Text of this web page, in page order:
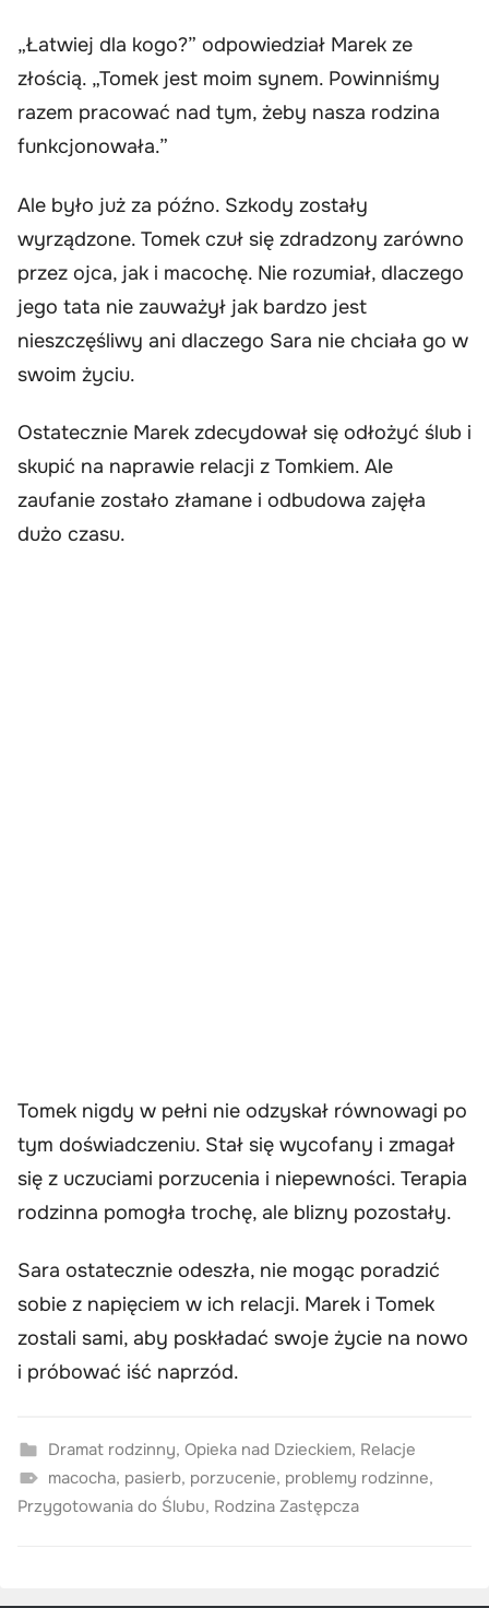
„Łatwiej dla kogo?” odpowiedział Marek ze
złością. „Tomek jest moim synem. Powinniśmy
razem pracować nad tym, żeby nasza rodzina
funkcjonowała.”
Ale było już za późno. Szkody zostały
wyrządzone. Tomek czuł się zdradzony zarówno
przez ojca, jak i macochę. Nie rozumiał, dlaczego
jego tata nie zauważył jak bardzo jest
nieszczęśliwy ani dlaczego Sara nie chciała go w
swoim życiu.
Ostatecznie Marek zdecydował się odłożyć ślub i
skupić na naprawie relacji z Tomkiem. Ale
zaufanie zostało złamane i odbudowa zajęła
dużo czasu.
Tomek nigdy w pełni nie odzyskał równowagi po
tym doświadczeniu. Stał się wycofany i zmagał
się z uczuciami porzucenia i niepewności. Terapia
rodzinna pomogła trochę, ale blizny pozostały.
Sara ostatecznie odeszła, nie mogąc poradzić
sobie z napięciem w ich relacji. Marek i Tomek
zostali sami, aby poskładać swoje życie na nowo
i próbować iść naprzód.
Dramat rodzinny, Opieka nad Dzieckiem, Relacje
macocha, pasierb, porzucenie, problemy rodzinne,
Przygotowania do Ślubu, Rodzina Zastępcza